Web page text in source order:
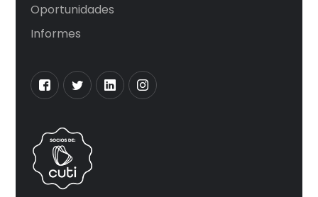
Oportunidades
Informes